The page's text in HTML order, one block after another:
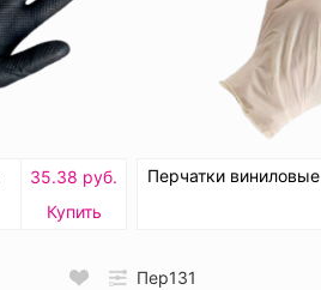
35.38 руб.
Купить
Перчатки виниловые
Пер131